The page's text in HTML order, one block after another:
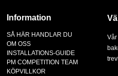
Information
SÅ HÄR HANDLAR DU
OM OSS
INSTALLATIONS-GUIDE
PM COMPETITION TEAM
KÖPVILLKOR